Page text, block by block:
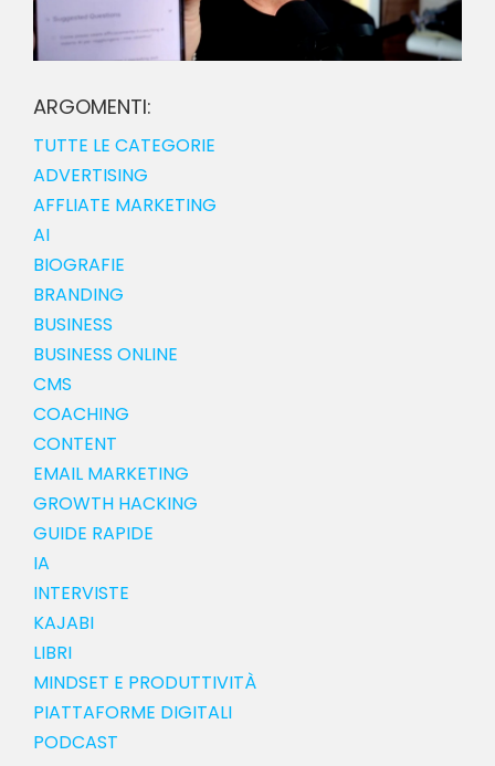
ARGOMENTI:
TUTTE LE CATEGORIE
ADVERTISING
AFFLIATE MARKETING
AI
BIOGRAFIE
BRANDING
BUSINESS
BUSINESS ONLINE
CMS
COACHING
CONTENT
EMAIL MARKETING
GROWTH HACKING
GUIDE RAPIDE
IA
INTERVISTE
KAJABI
LIBRI
MINDSET E PRODUTTIVITÀ
PIATTAFORME DIGITALI
PODCAST